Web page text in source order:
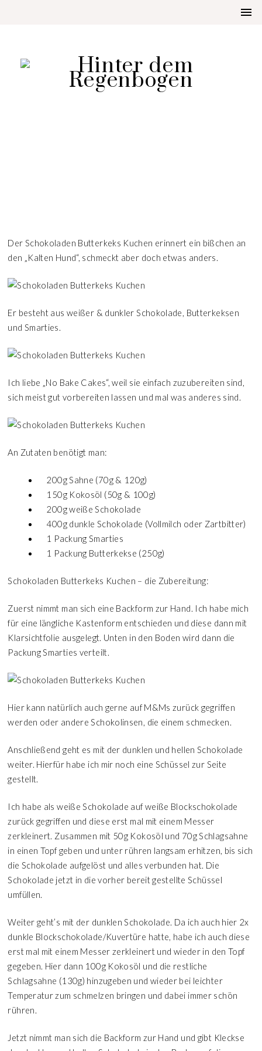
Der Schokoladen Butterkeks Kuchen erinnert ein bißchen an
den „Kalten Hund“, schmeckt aber doch etwas anders.
Er besteht aus weißer & dunkler Schokolade, Butterkeksen
und Smarties.
Ich liebe „No Bake Cakes“, weil sie einfach zuzubereiten sind,
sich meist gut vorbereiten lassen und mal was anderes sind.
An Zutaten benötigt man:
200g Sahne (70g & 120g)
150g Kokosöl (50g & 100g)
200g weiße Schokolade
400g dunkle Schokolade (Vollmilch oder Zartbitter)
1 Packung Smarties
1 Packung Butterkekse (250g)
Schokoladen Butterkeks Kuchen – die Zubereitung:
Zuerst nimmt man sich eine Backform zur Hand. Ich habe mich
für eine längliche Kastenform entschieden und diese dann mit
Klarsichtfolie ausgelegt. Unten in den Boden wird dann die
Packung Smarties verteilt.
Hier kann natürlich auch gerne auf M&Ms zurück gegriffen
werden oder andere Schokolinsen, die einem schmecken.
Anschließend geht es mit der dunklen und hellen Schokolade
weiter. Hierfür habe ich mir noch eine Schüssel zur Seite
gestellt.
Ich habe als weiße Schokolade auf weiße Blockschokolade
zurück gegriffen und diese erst mal mit einem Messer
zerkleinert. Zusammen mit 50g Kokosöl und 70g Schlagsahne
in einen Topf geben und unter rühren langsam erhitzen, bis sich
die Schokolade aufgelöst und alles verbunden hat. Die
Schokolade jetzt in die vorher bereit gestellte Schüssel
umfüllen.
Weiter geht’s mit der dunklen Schokolade. Da ich auch hier 2x
dunkle Blockschokolade/Kuvertüre hatte, habe ich auch diese
erst mal mit einem Messer zerkleinert und wieder in den Topf
gegeben. Hier dann 100g Kokosöl und die restliche
Schlagsahne (130g) hinzugeben und wieder bei leichter
Temperatur zum schmelzen bringen und dabei immer schön
rühren.
Jetzt nimmt man sich die Backform zur Hand und gibt Kleckse